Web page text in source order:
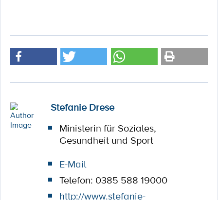
Stefanie Drese
Ministerin für Soziales,
Gesundheit und Sport
E-Mail
Telefon: 0385 588 19000
http://www.stefanie-